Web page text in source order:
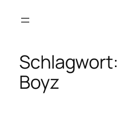
Inhalt
Schlagwort:
Boyz